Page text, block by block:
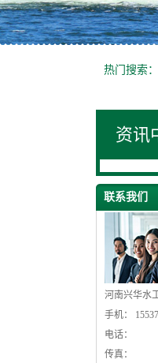
热门搜索：
资讯
联系我们
河南兴华水
手机：
电话：
传真：